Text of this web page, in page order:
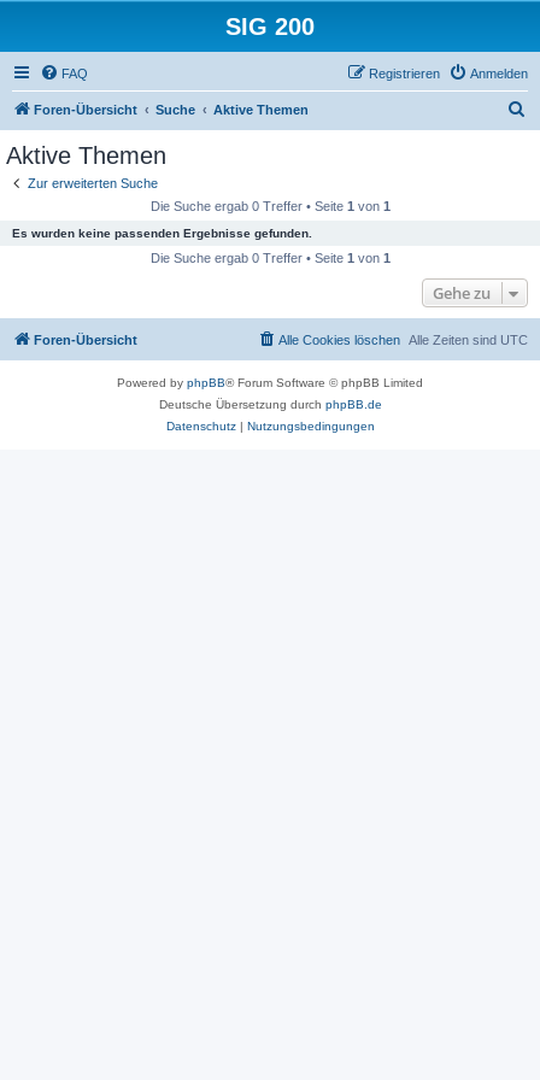
SIG 200
FAQ Anmelden
Registrieren
Foren-Übersicht Suche Aktive Themen
Aktive Themen
Zur erweiterten Suche
Die Suche ergab 0 Treffer • Seite 1 von 1
Es wurden keine passenden Ergebnisse gefunden.
Die Suche ergab 0 Treffer • Seite 1 von 1
Gehe zu
Foren-Übersicht Alle Zeiten sind UTC
Alle Cookies löschen
Powered by phpBB® Forum Software © phpBB Limited
Deutsche Übersetzung durch phpBB.de
Datenschutz| Nutzungsbedingungen